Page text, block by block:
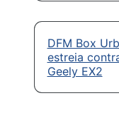
DFM Box
estreia
Geely EX2